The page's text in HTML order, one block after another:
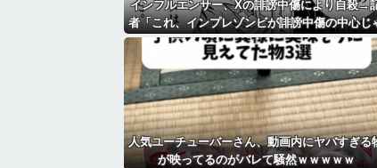
インフルエンサー、Xの誹謗中傷により自殺→
者「これ、インプレゾンビが誹謗中傷の中心じ
ね？」→分析していくとヤバイ真実が浮かび上
る
人気ユーチューバーさん、動画内にヤバすぎる
が映ってるのがバレて騒然ｗｗｗｗｗ